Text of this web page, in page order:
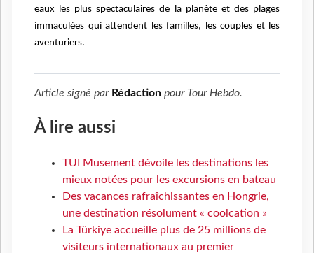
eaux les plus spectaculaires de la planète et des plages
immaculées qui attendent les familles, les couples et les
aventuriers.
Article signé par Rédaction pour Tour Hebdo.
À lire aussi
TUI Musement dévoile les destinations les
mieux notées pour les excursions en bateau
Des vacances rafraîchissantes en Hongrie,
une destination résolument « coolcation »
La Türkiye accueille plus de 25 millions de
visiteurs internationaux au premier